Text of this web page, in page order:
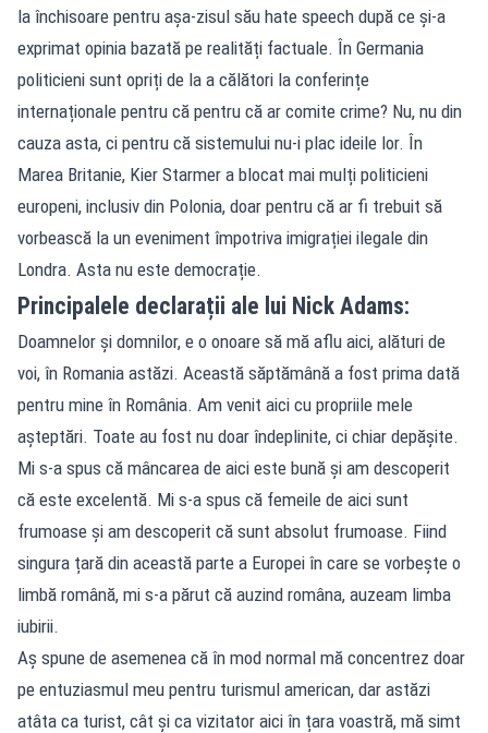
la închisoare pentru așa-zisul său hate speech după ce și-a
exprimat opinia bazată pe realități factuale. În Germania
politicieni sunt opriți de la a călători la conferințe
internaționale pentru că pentru că ar comite crime? Nu, nu din
cauza asta, ci pentru că sistemului nu-i plac ideile lor. În
Marea Britanie, Kier Starmer a blocat mai mulți politicieni
europeni, inclusiv din Polonia, doar pentru că ar fi trebuit să
vorbească la un eveniment împotriva imigrației ilegale din
Londra. Asta nu este democrație.
Principalele declarații ale lui Nick Adams:
Doamnelor și domnilor, e o onoare să mă aflu aici, alături de
voi, în Romania astăzi. Această săptămână a fost prima dată
pentru mine în România. Am venit aici cu propriile mele
așteptări. Toate au fost nu doar îndeplinite, ci chiar depășite.
Mi s-a spus că mâncarea de aici este bună și am descoperit
că este excelentă. Mi s-a spus că femeile de aici sunt
frumoase și am descoperit că sunt absolut frumoase. Fiind
singura țară din această parte a Europei în care se vorbește o
limbă română, mi s-a părut că auzind româna, auzeam limba
iubirii.
Aș spune de asemenea că în mod normal mă concentrez doar
pe entuziasmul meu pentru turismul american, dar astăzi
atâta ca turist, cât și ca vizitator aici în țara voastră, mă simt